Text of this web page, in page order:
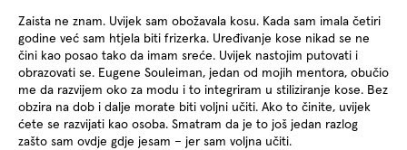
Zaista ne znam. Uvijek sam obožavala kosu. Kada sam imala četiri
godine već sam htjela biti frizerka. Uređivanje kose nikad se ne
čini kao posao tako da imam sreće. Uvijek nastojim putovati i
obrazovati se. Eugene Souleiman, jedan od mojih mentora, obučio
me da razvijem oko za modu i to integriram u stiliziranje kose. Bez
obzira na dob i dalje morate biti voljni učiti. Ako to činite, uvijek
ćete se razvijati kao osoba. Smatram da je to još jedan razlog
zašto sam ovdje gdje jesam – jer sam voljna učiti.